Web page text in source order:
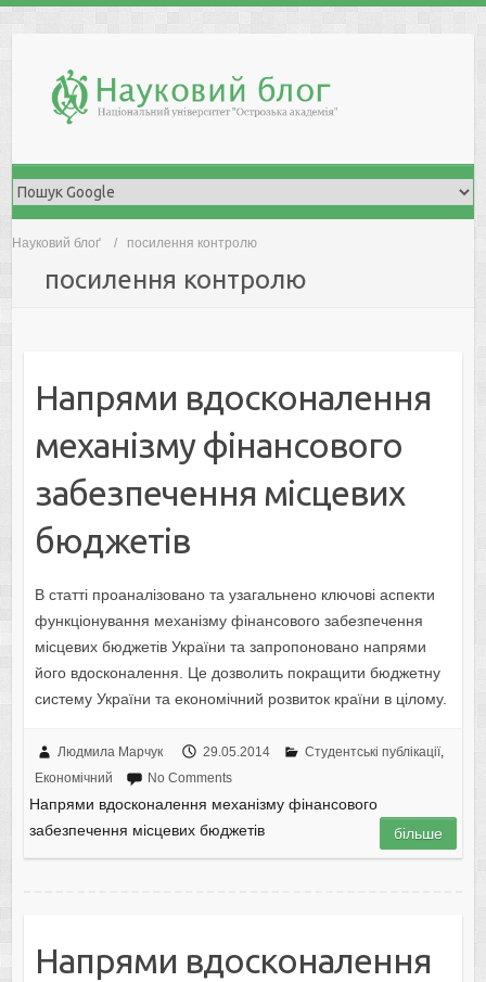
Науковий блоґ посилення контролю
посилення контролю
Напрями вдосконалення
механізму фінансового
забезпечення місцевих
бюджетів
В статті проаналізовано та узагальнено ключові аспекти
функціонування механізму фінансового забезпечення
місцевих бюджетів України та запропоновано напрями
його вдосконалення. Це дозволить покращити бюджетну
систему України та економічний розвиток країни в цілому.
Людмила Марчук 29.05.2014 Студентські публікації,
Економічний
No Comments
Напрями вдосконалення механізму фінансового
забезпечення місцевих бюджетів
більше
Напрями вдосконалення